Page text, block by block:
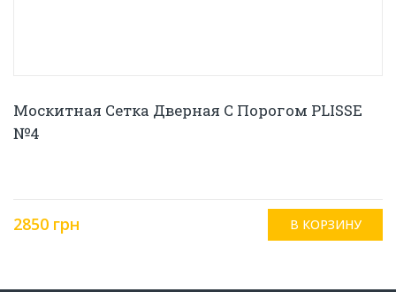
Москитная Сетка Дверная С Порогом PLISSE
№4
2850 грн